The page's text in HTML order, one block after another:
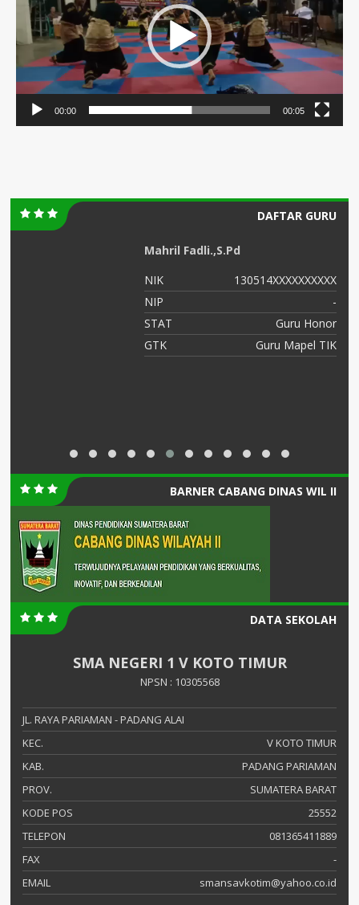
00:00 00:05
DAFTAR GURU
Mahril Fadli.,S.Pd
NIK
130514XXXXXXXXXX
NIP
-
STAT
Guru Honor
GTK
Guru Mapel TIK
BARNER CABANG DINAS WIL II
DATA SEKOLAH
SMA NEGERI 1 V KOTO TIMUR
NPSN : 10305568
JL. RAYA PARIAMAN - PADANG ALAI
KEC.
V KOTO TIMUR
KAB.
PADANG PARIAMAN
PROV.
SUMATERA BARAT
KODE POS
25552
TELEPON
081365411889
FAX
-
EMAIL
smansavkotim@yahoo.co.id